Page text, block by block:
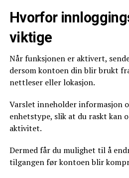
Hvorfor
viktige
Når funksjonen er aktivert,
dersom kontoen din blir brukt
nettleser eller lokasjon.
Varslet inneholder informasjon
enhetstype, slik at du raskt kan
aktivitet.
Dermed får du mulighet til å
tilgangen før kontoen blir